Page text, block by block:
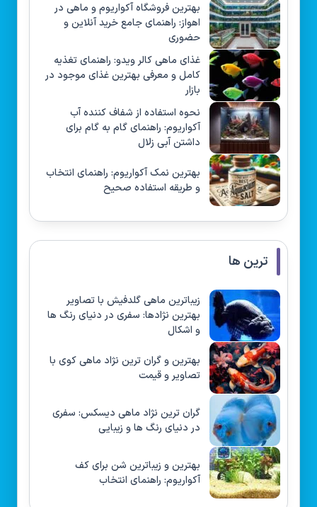
بهترین فروشگاه آکواریوم و ماهی در
اهواز: راهنمای جامع خرید آنلاین و
حضوری
غذای ماهی کالر ویدو: راهنمای تغذیه
کامل و معرفی بهترین غذای موجود در
بازار
نحوه استفاده از شفاف کننده آب
آکواریوم: راهنمای گام به گام برای
داشتن آبی زلال
بهترین نمک آکواریوم: راهنمای انتخاب
و طریقه استفاده صحیح
ترین ها
زیباترین ماهی گلدفیش با تصاویر
بهترین نژادها: سفری در دنیای رنگ ها
و اشکال
بهترین و گران ترین نژاد ماهی کوی با
تصاویر و قیمت
گران ترین نژاد ماهی دیسکس: سفری
در دنیای رنگ ها و زیبایی
بهترین و زیباترین شن برای کف
آکواریوم: راهنمای انتخاب